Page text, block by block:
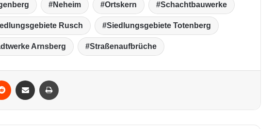
Neheim Ortskern Schachtbauwerke
Rusch Siedlungsgebiete Totenberg
Arnsberg Straßenaufbrüche